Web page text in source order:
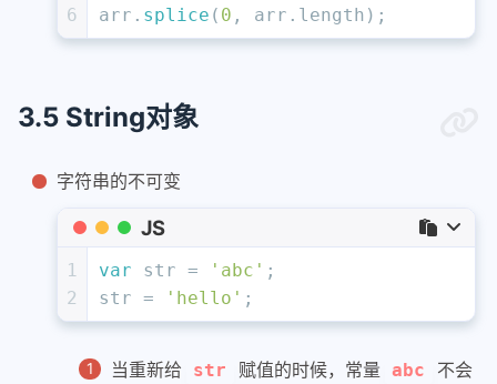
6
arr. splice ( 0 , arr. length );
3.5 String对象
字符串的不可变
JS
1
2
var str = 'abc' ;
str =
'hello' ;
当重新给 str 赋值的时候，常量 abc
不会